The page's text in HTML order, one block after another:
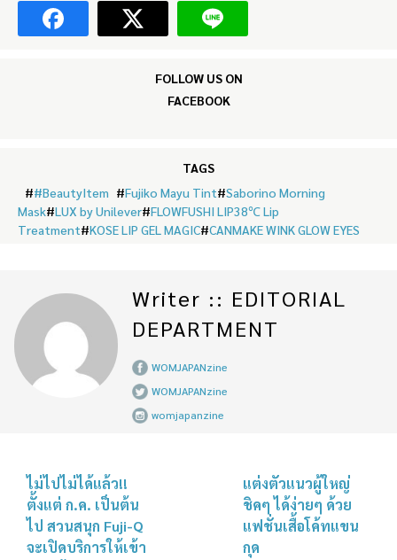
FOLLOW US ON
FACEBOOK
TAGS
##BeautyItem #Fujiko Mayu Tint#Saborino Morning
Mask#LUX by Unilever#FLOWFUSHI LIP38℃ Lip
Treatment#KOSE LIP GEL MAGIC#CANMAKE WINK GLOW EYES
Writer :: EDITORIAL
DEPARTMENT
WOMJAPANzine
WOMJAPANzine
womjapanzine
ไม่ไปไม่ได้แล้ว!!
ตั้งแต่ ก.ค. เป็นต้น
ไป สวนสนุก Fuji-Q
จะเปิดบริการให้เข้า
แต่งตัวแนวผู้ใหญ่
ชิคๆ ได้ง่ายๆ ด้วย
แฟชั่นเสื้อโค้ทแขน
กุด